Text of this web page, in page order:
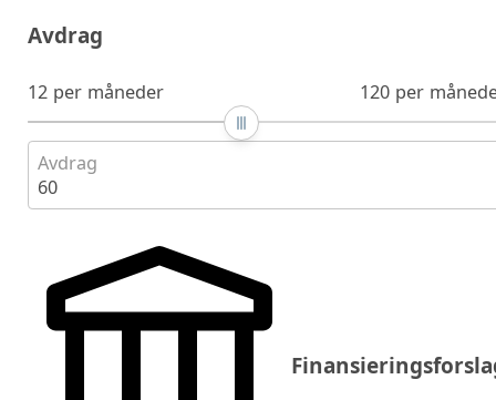
Avdrag
12 per måneder 120 per
Avdrag
60